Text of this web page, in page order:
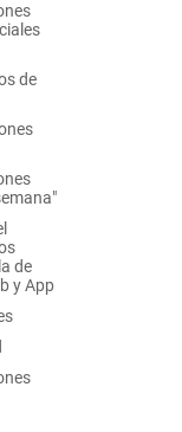
de
de
y App